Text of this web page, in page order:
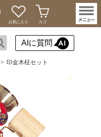
お気に入り カゴ
AIに質問
印金木柾セット